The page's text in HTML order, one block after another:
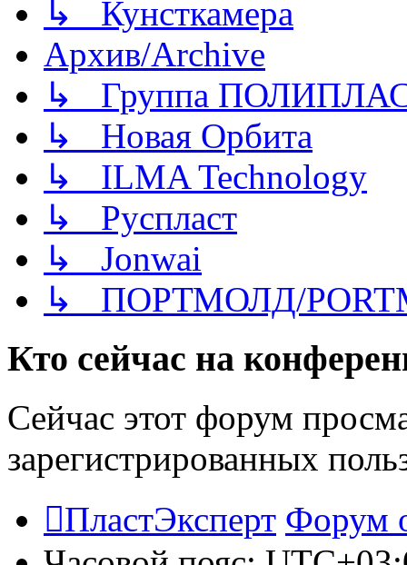
↳ Кунсткамера
Архив/Archive
↳ Группа
↳ Новая Орбита
↳ ILMA Technology
↳ Руспласт
↳ Jonwai
↳ ПОРТМОЛД/
Кто сейчас на
Сейчас этот форум
зарегистрированных
ПластЭксперт Форум